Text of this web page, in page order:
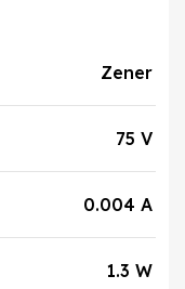
Zener
75 V
0.004 A
1.3 W